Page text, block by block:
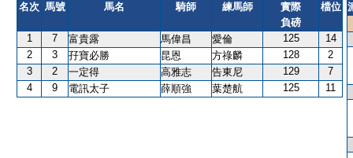
名次 馬號 馬名 騎師 練馬師
實際
負磅
檔位
1 7 富貴露 馬偉昌 愛倫 125
14
2
3 孖寶必勝 昆恩 方祿麟 128
2
3
2 一定得 高雅志 告東尼 129
7
4
9 電訊太子 薛順強 葉楚航 125 11